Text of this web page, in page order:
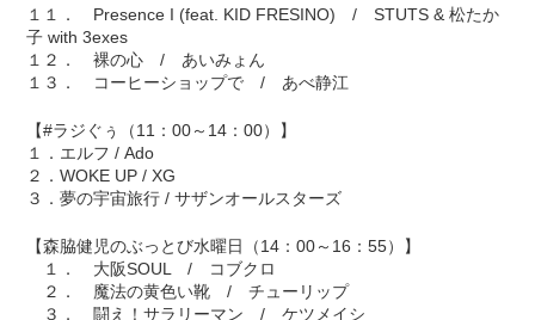
１１． Presence I (feat. KID FRESINO) / STUTS & 松たか
子 with 3exes
１２． 裸の心 / あいみょん
１３． コーヒーショップで / あべ静江
【#ラジぐぅ（11：00～14：00）】
１．エルフ / Ado
２．WOKE UP / XG
３．夢の宇宙旅行 / サザンオールスターズ
【森脇健児のぶっとび水曜日（14：00～16：55）】
１． 大阪SOUL / コブクロ
２． 魔法の黄色い靴 / チューリップ
３． 闘え！サラリーマン / ケツメイシ